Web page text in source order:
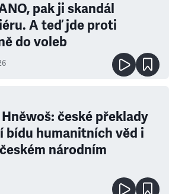
pak ji skandál
A teď jde proti
do voleb
české překlady
bídu humanitních věd i
národním